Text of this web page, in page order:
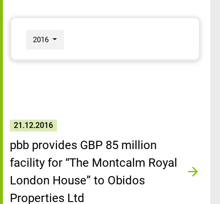
2016
21.12.2016
pbb provides GBP 85 million
facility for “The Montcalm Royal
London House” to Obidos
Properties Ltd